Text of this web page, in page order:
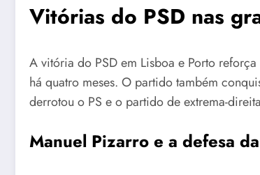
Vitórias do PSD nas
A vitória do PSD em Lisboa e Porto
há quatro meses. O partido também
derrotou o PS e o partido de extrema-
Manuel Pizarro e a defesa